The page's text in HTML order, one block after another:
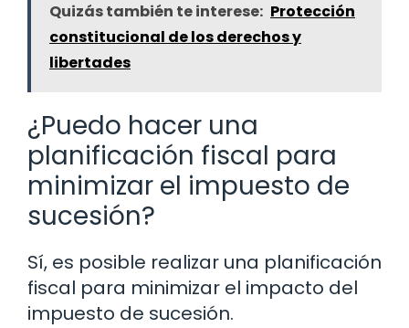
Quizás también te interese: Protección
constitucional de los derechos y
libertades
¿Puedo hacer una
planificación fiscal para
minimizar el impuesto de
sucesión?
Sí, es posible realizar una planificación
fiscal para minimizar el impacto del
impuesto de sucesión.